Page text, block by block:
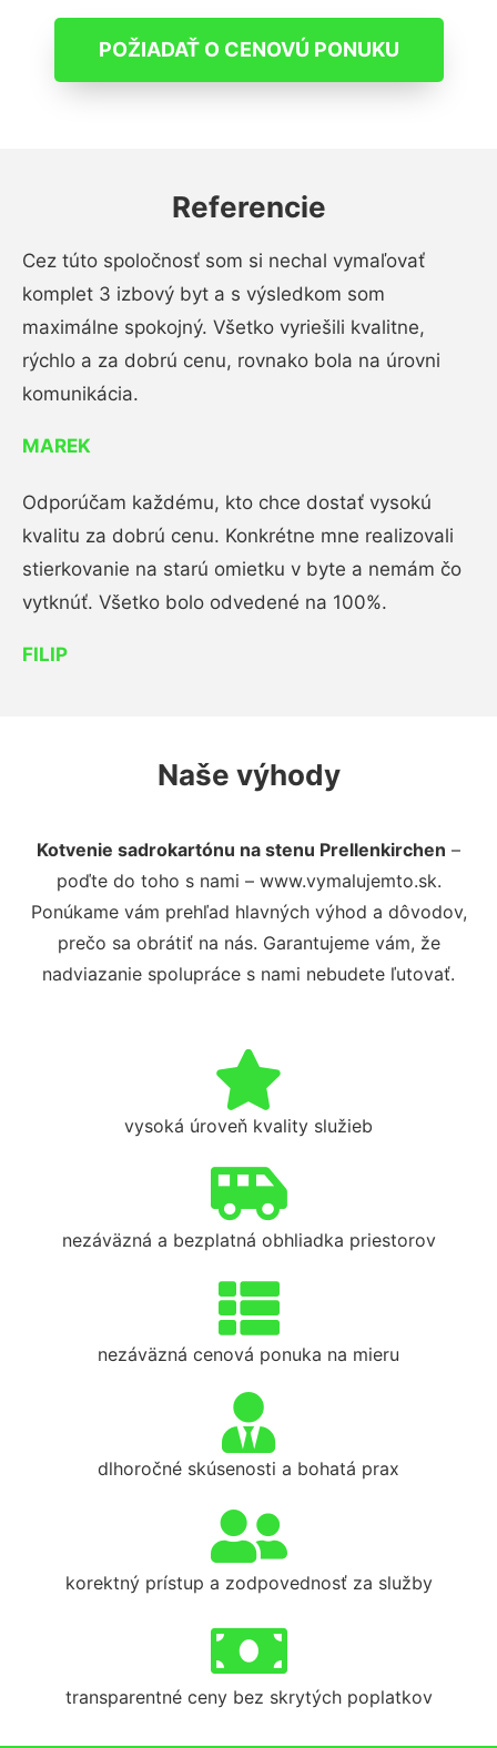
POŽIADAŤ O CENOVÚ PONUKU
Referencie
Cez túto spoločnosť som si nechal vymaľovať
komplet 3 izbový byt a s výsledkom som
maximálne spokojný. Všetko vyriešili kvalitne,
rýchlo a za dobrú cenu, rovnako bola na úrovni
komunikácia.
MAREK
Odporúčam každému, kto chce dostať vysokú
kvalitu za dobrú cenu. Konkrétne mne realizovali
stierkovanie na starú omietku v byte a nemám čo
vytknúť. Všetko bolo odvedené na 100%.
FILIP
Naše výhody
Kotvenie sadrokartónu na stenu Prellenkirchen –
poďte do toho s nami – www.vymalujemto.sk.
Ponúkame vám prehľad hlavných výhod a dôvodov,
prečo sa obrátiť na nás. Garantujeme vám, že
nadviazanie spolupráce s nami nebudete ľutovať.
vysoká úroveň kvality služieb
nezáväzná a bezplatná obhliadka priestorov
nezáväzná cenová ponuka na mieru
dlhoročné skúsenosti a bohatá prax
korektný prístup a zodpovednosť za služby
transparentné ceny bez skrytých poplatkov